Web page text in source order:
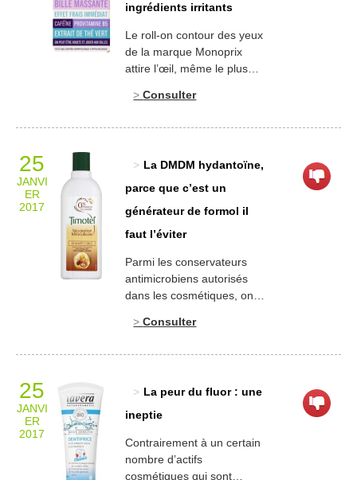
Camillo (Le retour de […]
ingrédients irritants
Le roll-on contour des yeux
de la marque Monoprix
attire l’œil, même le plus
l’emballage, allégations et
à côté. Ce flacon à bille
(conditionnement judicieux
quantité adéquate de
produit en minimisant les
Consulter
25
JANVI
ER
2017
La DMDM hydantoïne,
parce que c’est un
générateur de formol il
faut l’éviter
Parmi les conservateurs
antimicrobiens autorisés
dans les cosmétiques, on
certain nombre de
Mutagène et Reprotoxique)
du fait de son caractère
pulmonaire s’avère
allergisante par voie
Consulter
25
JANVI
ER
2017
La peur du fluor : une
ineptie
Contrairement à un certain
nombre d’actifs
cosmétiques qui sont